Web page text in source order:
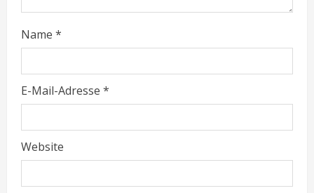
Name *
E-Mail-Adresse *
Website